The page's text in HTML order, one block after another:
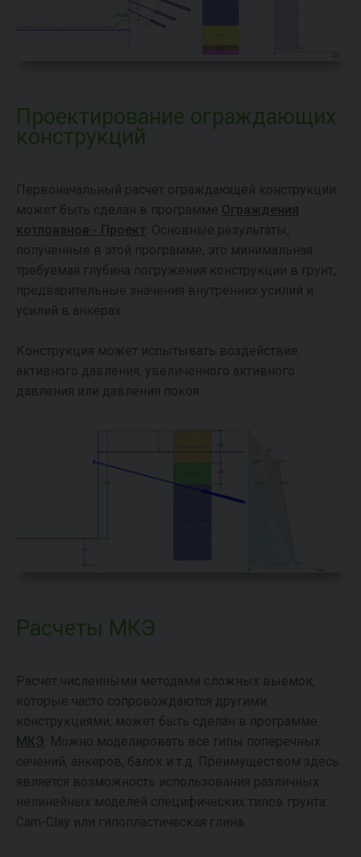
Проектирование ограждающих
конструкций
Первоначальный расчет ограждающей конструкции
может быть сделан в программе Ограждения
котлованов - Проект . Основные результаты,
полученные в этой программе, это минимальная
требуемая глубина погружения конструкции в грунт,
предварительные значения внутренних усилий и
усилий в анкерах.
Конструкция может испытывать воздействие
активного давления, увеличенного активного
давления или давления покоя.
Расчеты МКЭ
Расчет численными методами сложных выемок,
которые часто сопровождаются другими
конструкциями, может быть сделан в программе
МКЭ . Можно моделировать все типы поперечных
сечений, анкеров, балок и т.д. Преимуществом здесь
является возможность использования различных
нелинейных моделей специфических типов грунта:
Cam-Clay или гипопластическая глина.